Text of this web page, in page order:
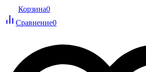
Корзина0
Сравнение0